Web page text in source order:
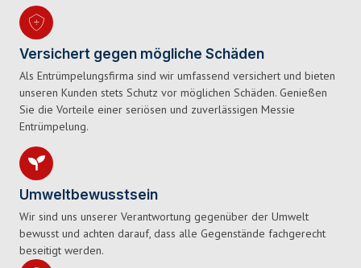
Versichert gegen mögliche Schäden
Als Entrümpelungsfirma sind wir umfassend versichert und bieten
unseren Kunden stets Schutz vor möglichen Schäden. Genießen
Sie die Vorteile einer seriösen und zuverlässigen Messie
Entrümpelung.
Umweltbewusstsein
Wir sind uns unserer Verantwortung gegenüber der Umwelt
bewusst und achten darauf, dass alle Gegenstände fachgerecht
beseitigt werden.